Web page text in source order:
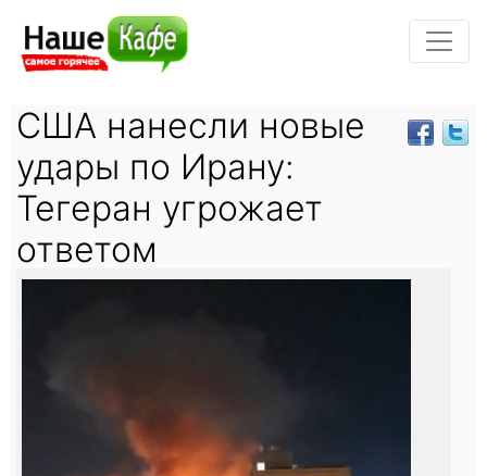
США нанесли новые
удары по Ирану:
Тегеран угрожает
ответом